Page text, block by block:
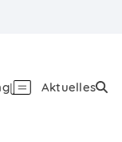
Aktuelles